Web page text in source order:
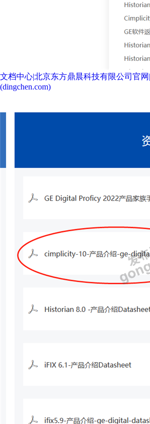
文档中心|北京东方鼎晨科技有限公司官网
(dingchen.com)